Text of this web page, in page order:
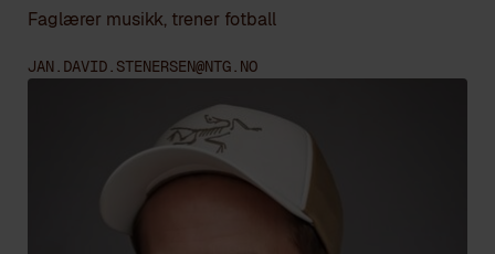
Faglærer musikk, trener fotball
JAN.DAVID.STENERSEN@NTG.NO